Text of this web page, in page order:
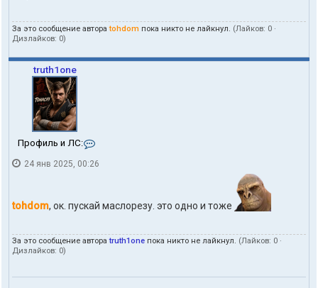
п
о
з
o
o
m
За это сообщение автораtohdom пока никто не лайкнул. (Лайков: 0 ·
Дизлайков: 0)
truth1one
Профиль и ЛС:
н
т
п
о
з
24 янв 2025, 00:26
tohdom, ок. пускай маслорезу. это одно и тоже
За это сообщение автораtruth1one пока никто не лайкнул. (Лайков: 0 ·
Дизлайков: 0)